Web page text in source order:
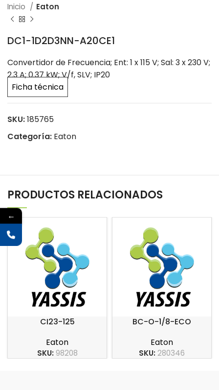
Inicio Eaton
DC1-1D2D3NN-A20CE1
Convertidor de Frecuencia; Ent: 1 x 115 V; Sal: 3 x 230 V;
2.3 A; 0.37 kW; V/f, SLV; IP20
Ficha técnica
SKU:185765
Categoría: Eaton
PRODUCTOS RELACIONADOS
CI23-125
Eaton
SKU: 98208
BC-O-1/8-ECO
Eaton
SKU:280346
←